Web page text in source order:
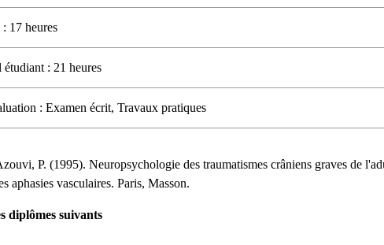
17 heures
: 21 heures
: Examen écrit, Travaux pratiques
P. (1995). Neuropsychologie des traumatismes crâniens graves de
aphasies vasculaires. Paris, Masson.
diplômes suivants